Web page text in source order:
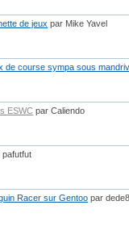
de jeux par Mike Yavel
de course sympa sous
ESWC par Caliendo
pafutfut
Racer sur Gentoo par